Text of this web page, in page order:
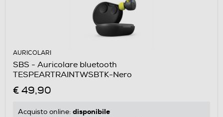
AURICOLARI
SBS - Auricolare bluetooth
TESPEARTRAINTWSBTK-Nero
€ 49,90
Acquisto online: disponibile